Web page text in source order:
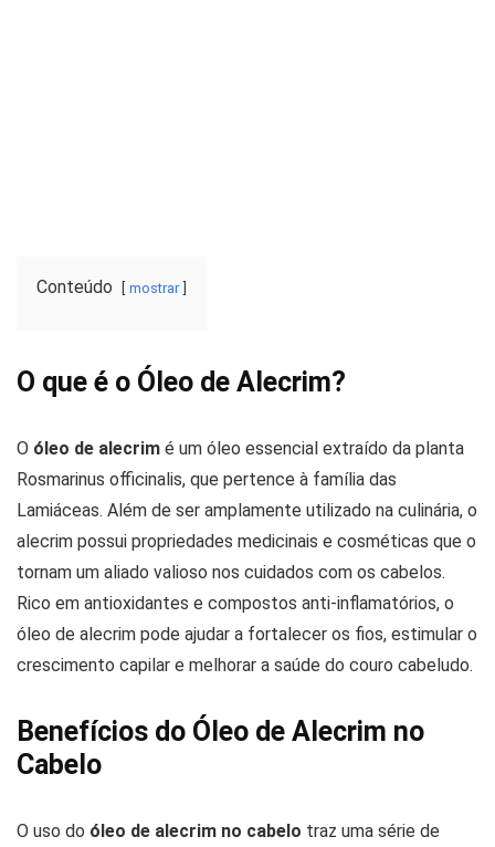
Conteúdo mostrar
O que é o Óleo de Alecrim?
O óleo de alecrim é um óleo essencial extraído da planta
Rosmarinus officinalis, que pertence à família das
Lamiáceas. Além de ser amplamente utilizado na culinária, o
alecrim possui propriedades medicinais e cosméticas que o
tornam um aliado valioso nos cuidados com os cabelos.
Rico em antioxidantes e compostos anti-inflamatórios, o
óleo de alecrim pode ajudar a fortalecer os fios, estimular o
crescimento capilar e melhorar a saúde do couro cabeludo.
Benefícios do Óleo de Alecrim no
Cabelo
O uso do óleo de alecrim no cabelo traz uma série de